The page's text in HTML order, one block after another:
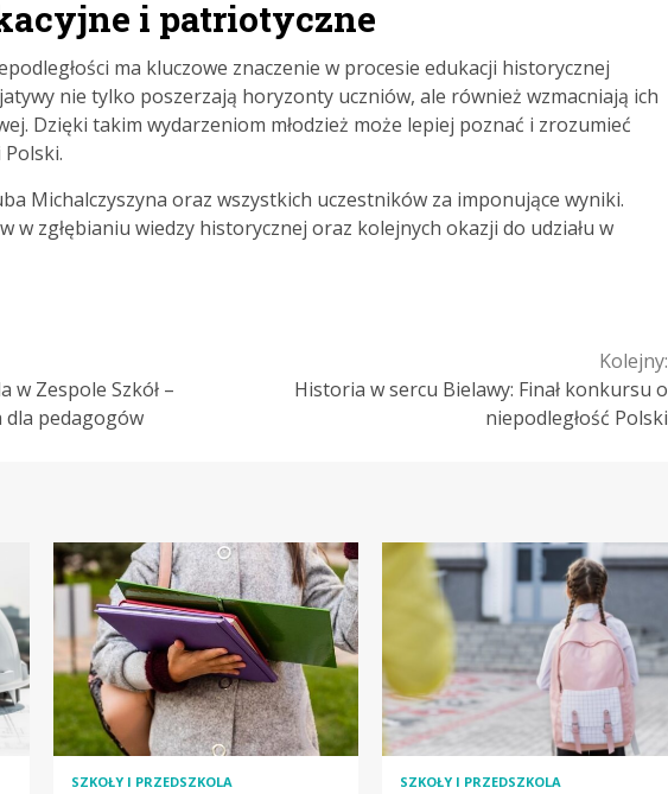
i patriotyczne
ma kluczowe znaczenie w procesie edukacji historycznej
nie tylko poszerzają horyzonty uczniów, ale również wzmacniają ich
Dzięki takim wydarzeniom młodzież może lepiej poznać i zrozumieć
Michalczyszyna oraz wszystkich uczestników za imponujące wyniki.
w zgłębianiu wiedzy historycznej oraz kolejnych okazji do udziału w
w Zespole Szkół –
dla pedagogów
Kolejny:
Historia w sercu Bielawy: Finał konkursu o
niepodległość Polski
SZKOŁY I PRZEDSZKOLA SZKOŁY I PRZEDSZKOLA